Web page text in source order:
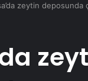
zeytin deposunda